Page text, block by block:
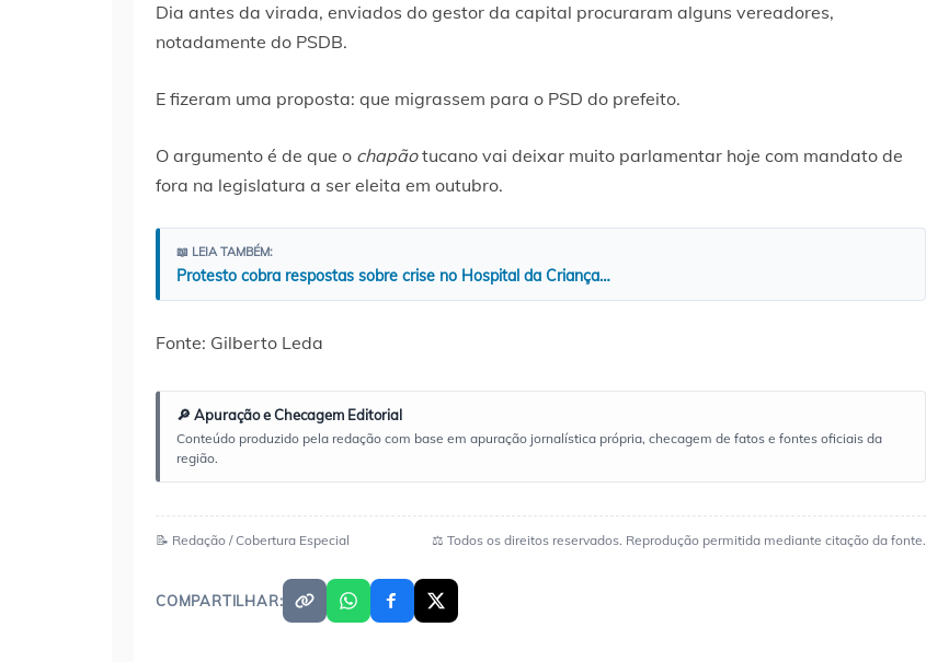
Dia antes da virada, enviados do gestor da capital procuraram alguns vereadores,
notadamente do PSDB.
E fizeram uma proposta: que migrassem para o PSD do prefeito.
O argumento é de que o chapãotucano vai deixar muito parlamentar hoje com mandato de
fora na legislatura a ser eleita em outubro.
📖 LEIA TAMBÉM:
Protesto cobra respostas sobre crise no Hospital da Criança…
Fonte: Gilberto Leda
🔎 Apuração e Checagem Editorial
Conteúdo produzido pela redação com base em apuração jornalística própria, checagem de fatos e fontes oficiais da
região.
📝 Redação / Cobertura Especial ⚖️ Todos os direitos reservados. Reprodução permitida mediante citação da fonte.
COMPARTILHAR: